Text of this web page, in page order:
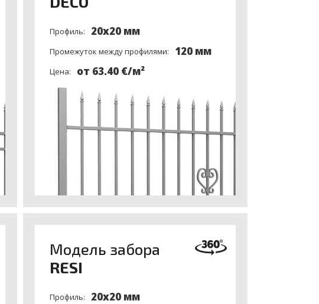
Профиль: 20x20 мм
Промежуток между профилями: 120 мм
Цена: от 63.40 €/м²
Модель забора
RESI
Профиль: 20x20 мм